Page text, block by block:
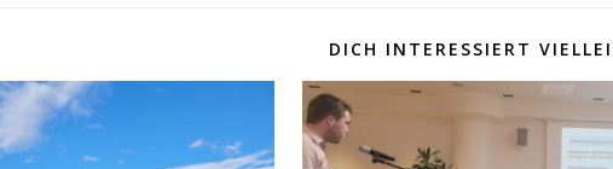
DICH INTERESSIERT